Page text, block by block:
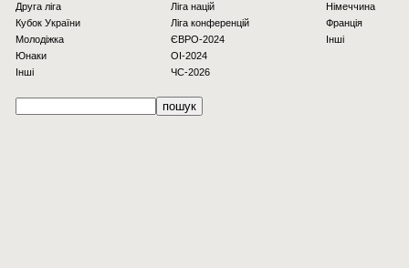
Друга ліга
Кубок України
Молодіжка
Юнаки
Інші
Ліга націй
Ліга конференцій
ЄВРО-2024
OI-2024
ЧС-2026
Німеччина
Франція
Інші